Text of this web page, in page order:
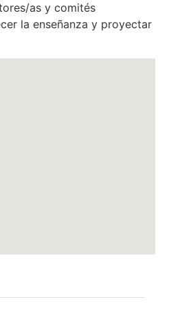
as y comités
la enseñanza y proyectar